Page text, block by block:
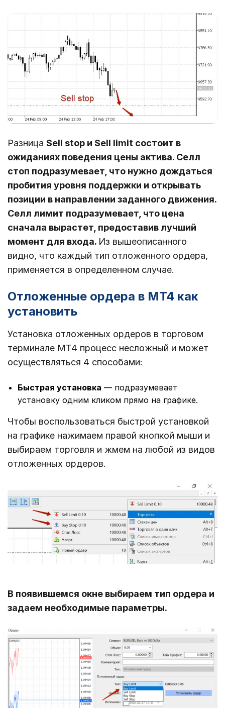
Разница Sell stop и Sell limit состоит в
ожиданиях поведения цены актива. Селл
стоп подразумевает, что нужно дождаться
пробития уровня поддержки и открывать
позиции в направлении заданного движения.
Селл лимит подразумевает, что цена
сначала вырастет, предоставив лучший
момент для входа. Из вышеописанного
видно, что каждый тип отложенного ордера,
применяется в определенном случае.
Отложенные ордера в MT4 как
установить
Установка отложенных ордеров в торговом
терминале МТ4 процесс несложный и может
осуществляться 4 способами:
Быстрая установка — подразумевает
установку одним кликом прямо на графике.
Чтобы воспользоваться быстрой установкой
на графике нажимаем правой кнопкой мыши и
выбираем торговля и жмем на любой из видов
отложенных ордеров.
В появившемся окне выбираем тип ордера и
задаем необходимые параметры.